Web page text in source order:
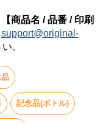
【商品名 / 品番 / 印刷
support@original-
。
記念品(ボトル)